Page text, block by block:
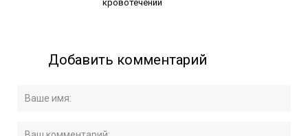
кровотечении
Добавить комментарий